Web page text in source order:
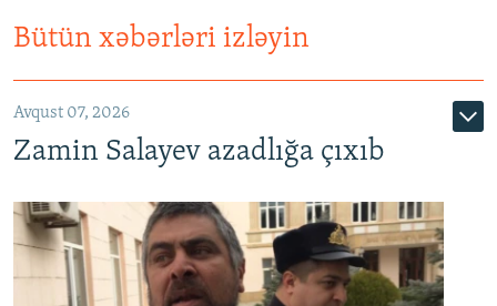
Bütün xəbərləri izləyin
Avqust 07, 2026
Zamin Salayev azadlığa çıxıb